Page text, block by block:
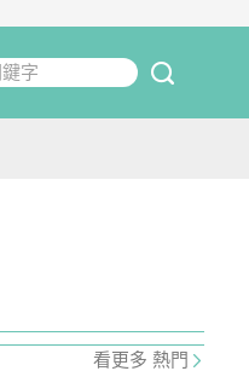
鍵字
看更多 熱門